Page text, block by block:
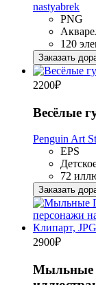
nastyabrek
PNG
120
Заказать
2200₽
Весёлые
Penguin Art
EPS
72
Заказать
2900₽
Мыльные